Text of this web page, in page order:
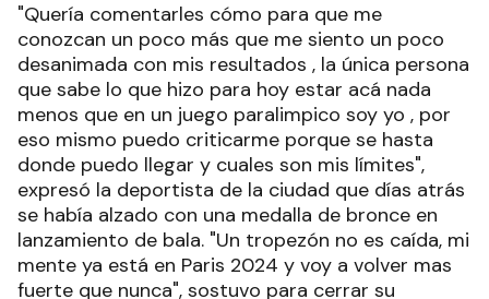
"Quería comentarles cómo para que me
conozcan un poco más que me siento un poco
desanimada con mis resultados , la única persona
que sabe lo que hizo para hoy estar acá nada
menos que en un juego paralimpico soy yo , por
eso mismo puedo criticarme porque se hasta
donde puedo llegar y cuales son mis límites",
expresó la deportista de la ciudad que días atrás
se había alzado con una medalla de bronce en
lanzamiento de bala. "Un tropezón no es caída, mi
mente ya está en Paris 2024 y voy a volver mas
fuerte que nunca", sostuvo para cerrar su